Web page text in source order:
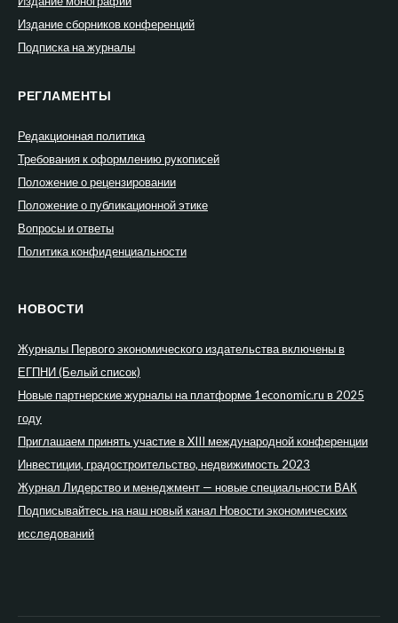
Издание сборников конференций
Подписка на журналы
РЕГЛАМЕНТЫ
Редакционная политика
Требования к оформлению рукописей
Положение о рецензировании
Положение о публикационной этике
Вопросы и ответы
Политика конфиденциальности
НОВОСТИ
Журналы Первого экономического издательства включены в
ЕГПНИ (Белый список)
Новые партнерские журналы на платформе 1economic.ru в 2025
году
Приглашаем принять участие в XIII международной конференции
Инвестиции, градостроительство, недвижимость 2023
Журнал Лидерство и менеджмент — новые специальности ВАК
Подписывайтесь на наш новый канал Новости экономических
исследований